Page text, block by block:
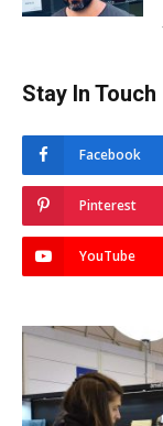
Stay In Touch
Facebook
Pinterest
YouTube